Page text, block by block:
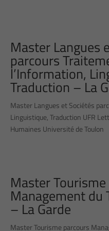
Master Langues
parcours
l’Information,
Traduction – La
Master Langues et Sociétés
Linguistique, Traduction UFR
Humaines Université de Toulon
Master
Management du
– La Garde
Master Tourisme parcours